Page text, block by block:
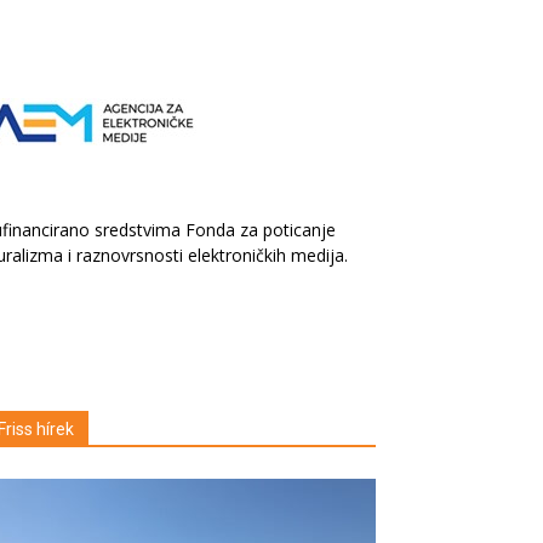
sredstvima Fonda za poticanje
i raznovrsnosti elektroničkih medija.
Friss hírek